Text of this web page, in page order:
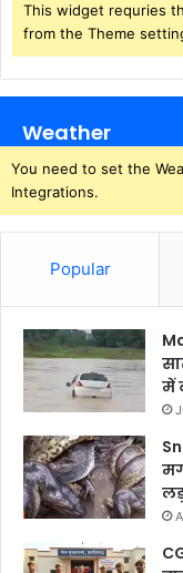
This widget requries
from the Theme
Weather
You need to set the
Integrations.
Popular
में